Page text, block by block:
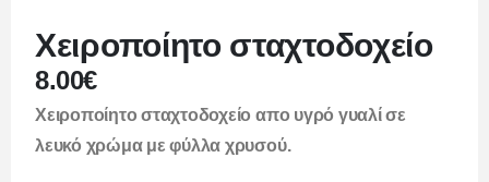
Χειροποίητο σταχτοδοχείο
8.00€
Χειροποίητο σταχτοδοχείο απο υγρό γυαλί σε
λευκό χρώμα με φύλλα χρυσού.